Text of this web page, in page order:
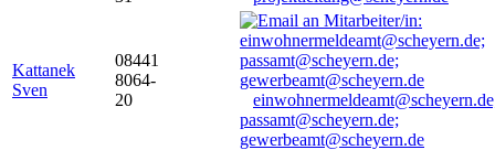
Kattanek
Sven
08441
8064-
20
passamt@scheyern.de;
gewerbeamt@scheyern.de